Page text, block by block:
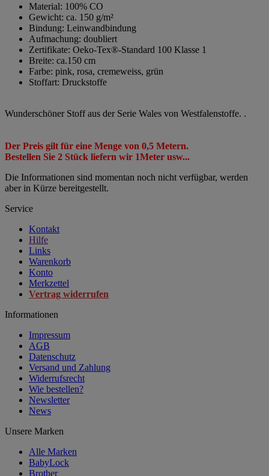
Material: 100% CO
Gewicht: ca. 150 g/m²
Bindung: Leinwandbindung
Aufmachung: doubliert
Zertifikate: Oeko-Tex®-Standard 100 Klasse 1
Breite: ca.150 cm
Farbe: pink, rosa, cremeweiss, grün
Stoffart: Druckstoffe
Wunderschöner Stoff aus der Serie Wales von Westfalenstoffe. .
Der Preis gilt für eine Menge von 0,5 Metern.
Bestellen Sie 2 Stück liefern wir 1Meter usw...
Die Informationen sind momentan noch nicht verfügbar, werden
aber in Kürze bereitgestellt.
Service
Kontakt
Hilfe
Links
Warenkorb
Konto
Merkzettel
Vertrag widerrufen
Informationen
Impressum
AGB
Datenschutz
Versand und Zahlung
Widerrufsrecht
Wie bestellen?
Newsletter
News
Unsere Marken
Alle Marken
BabyLock
Brother